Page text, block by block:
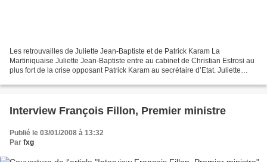
Les retrouvailles de Juliette Jean-Baptiste et de Patrick Karam La
Martiniquaise Juliette Jean-Baptiste entre au cabinet de Christian Estrosi au
plus fort de la crise opposant Patrick Karam au secrétaire d’Etat. Juliette
Interview François Fillon, Premier ministre
Publié le 03/01/2008 à 13:32
Par fxg